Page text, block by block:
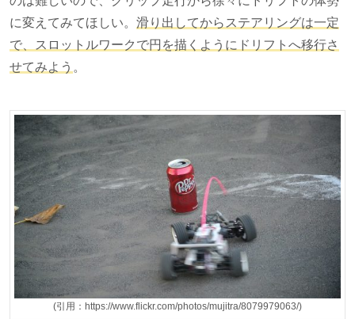
に変えてみてほしい。 滑り出してからステアリングは一定
で、スロットルワークで円を描くようにドリフトへ移行さ
せてみよう 。
(引用：https://www.flickr.com/photos/mujitra/8079979063/)